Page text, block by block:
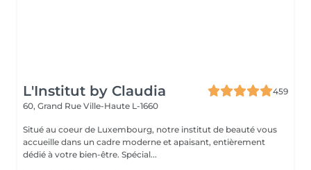
L'Institut by Claudia
459
60, Grand Rue Ville-Haute L-1660
Situé au coeur de Luxembourg, notre institut de beauté vous
accueille dans un cadre moderne et apaisant, entièrement
dédié à votre bien-être. Spécial...